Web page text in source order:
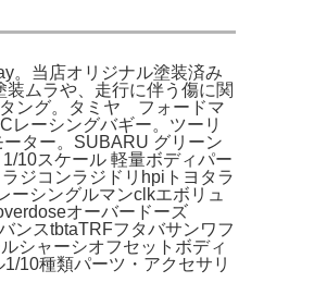
。当店オリジナル塗装済み
ムラや、走行に伴う傷に関
タング。タミヤ フォードマ
ーシングバギー。ツーリ
ター。SUBARU グリーン
10スケール 軽量ボディパー
ジコンラジドリhpiトヨタラ
ーシングルマンclkエボリュ
オーバードーズ
ンスtbtaTRFフタバサンワフ
シャーシオフセットボディ
10種類パーツ・アクセサリ